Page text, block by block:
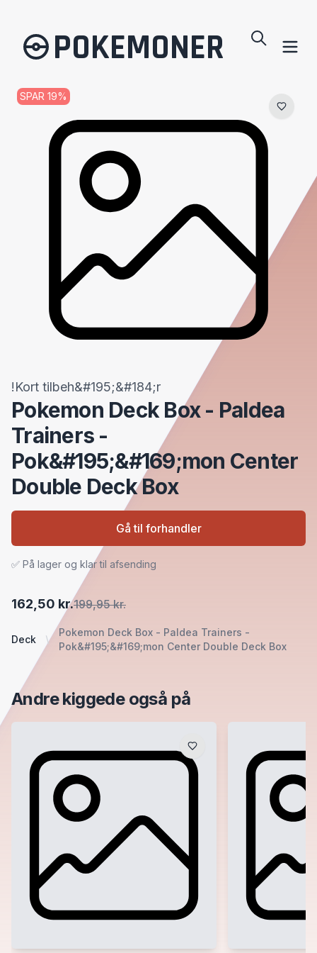
POKEMONER
!Kort tilbeh&#195;&#184;r
Pokemon Deck Box - Paldea
Trainers -
Pok&#195;&#169;mon Center
Double Deck Box
Deck
Pokemon Deck Box - Paldea Trainers -
Pok&#195;&#169;mon Center Double Deck Box
162,50 kr.199,95 kr.
✅ På lager og klar til afsending
Gå til forhandler
SPAR 19%
Andre kiggede også på